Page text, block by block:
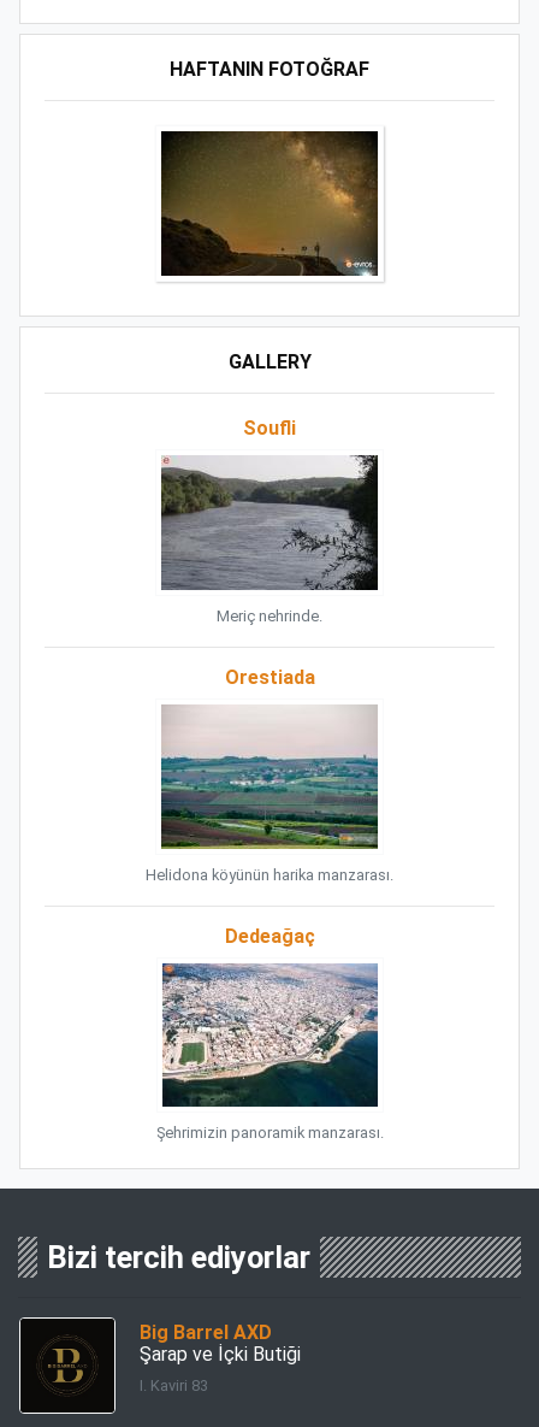
HAFTANIN FOTOĞRAF
GALLERY
Soufli
Meriç nehrinde.
Orestiada
Helidona köyünün harika manzarası.
Dedeağaç
Şehrimizin panoramik manzarası.
Bizi tercih ediyorlar
Big Barrel AXD
Şarap ve İçki Butiği
I. Kaviri 83